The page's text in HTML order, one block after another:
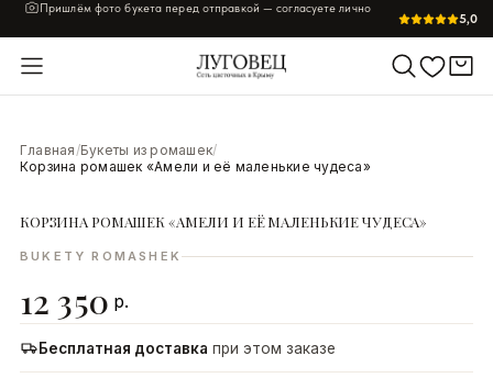
Пришлём фото букета перед отправкой — согласуете лично
5,0
Главная/Букеты из ромашек/
Корзина ромашек «Амели и её маленькие чудеса»
УВЕЛИЧИТЬ
КОРЗИНА РОМАШЕК «АМЕЛИ И ЕЁ МАЛЕНЬКИЕ ЧУДЕСА»
BUKETY ROMASHEK
12 350 р.
Бесплатная доставка при этом заказе